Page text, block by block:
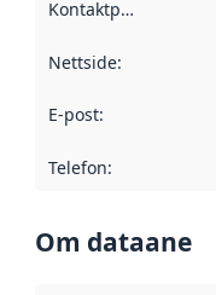
Kontaktpunkt
Nettside:
E-post:
Telefon:
Om dataane